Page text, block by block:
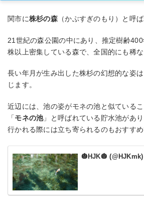
関市に株杉の森（かぶすぎのもり）と呼
21世紀の森公園の中にあり、推定樹齢
株以上密集している森で、全国的にも稀な
長い年月が生み出した株杉の幻想的な姿
じます。
近辺には、池の姿がモネの池と似ている
「モネの池」と呼ばれている貯水池があ
行かれる際には立ち寄られるのもおすすめ
🎃HJK🎃